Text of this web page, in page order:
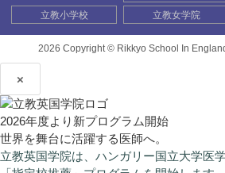
立教小学校
立教女学院
2026 Copyright © Rikkyo School In
×
2026年度より新プログラム開始
世界を舞台に活躍する医師へ。
立教英国学院は、ハンガリー国立大学医